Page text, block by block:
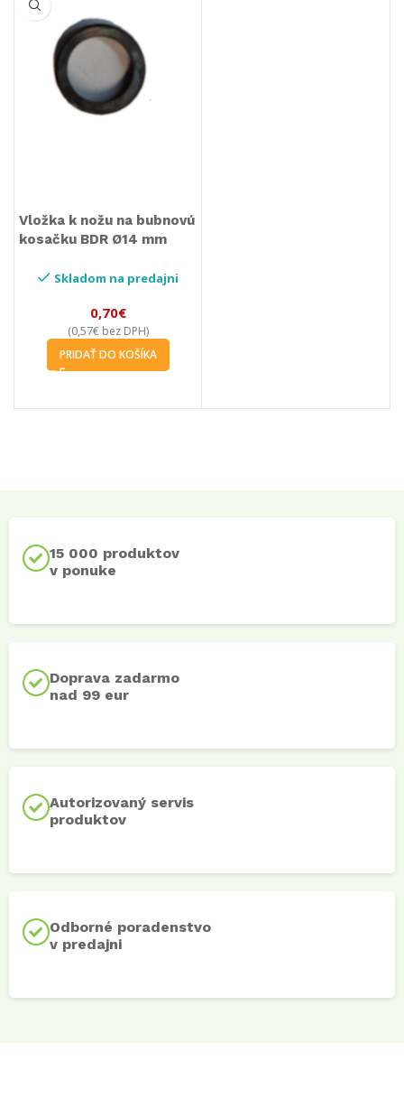
Vložka k nožu na bubnovú
kosačku BDR Ø14 mm
Skladom na predajni
0,70€
(0,57€bez DPH)
PRIDAŤ DO KOŠÍKA
15 000 produktov
v ponuke
Doprava zadarmo
nad 99 eur
Autorizovaný servis
produktov
Odborné poradenstvo
v predajni